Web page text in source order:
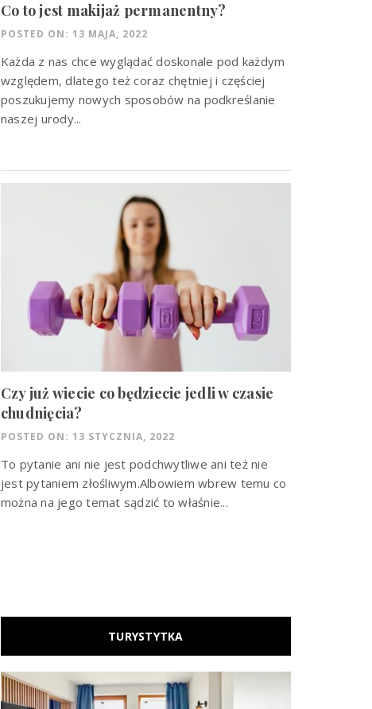
Co to jest makijaż permanentny?
POSTED ON: 13 MAJA, 2022
Każda z nas chce wyglądać doskonale pod każdym
względem, dlatego też coraz chętniej i częściej
poszukujemy nowych sposobów na podkreślanie
naszej urody...
Czy już wiecie co będziecie jedli w czasie
chudnięcia?
POSTED ON: 13 STYCZNIA, 2022
To pytanie ani nie jest podchwytliwe ani też nie
jest pytaniem złośliwym.Albowiem wbrew temu co
można na jego temat sądzić to właśnie...
TURYSTYTKA